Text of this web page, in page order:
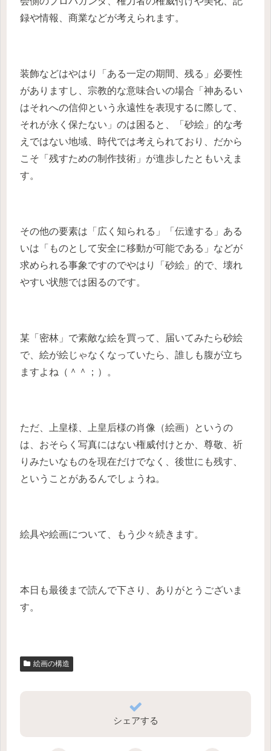
録や情報、商業などが考えられます。
装飾などはやはり「ある一定の期間、残る」必要性
がありますし、宗教的な意味合いの場合「神あるい
はそれへの信仰という永遠性を表現するに際して、
それが永く保たない」のは困ると、「砂絵」的な考
えではない地域、時代では考えられており、だから
こそ「残すための制作技術」が進歩したともいえま
す。
その他の要素は「広く知られる」「伝達する」ある
いは「ものとして安全に移動が可能である」などが
求められる事象ですのでやはり「砂絵」的で、壊れ
やすい状態では困るのです。
某「密林」で素敵な絵を買って、届いてみたら砂絵
で、絵が絵じゃなくなっていたら、誰しも腹が立ち
ますよね（＾＾；）。
ただ、上皇様、上皇后様の肖像（絵画）というの
は、おそらく写真にはない権威付けとか、尊敬、祈
りみたいなものを現在だけでなく、後世にも残す、
ということがあるんでしょうね。
絵具や絵画について、もう少々続きます。
本日も最後まで読んで下さり、ありがとうございま
す。
絵画の構造
シェアする